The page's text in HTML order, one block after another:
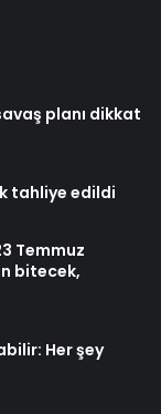
planı dikkat
tahliye edildi
Temmuz
bitecek,
Her şey